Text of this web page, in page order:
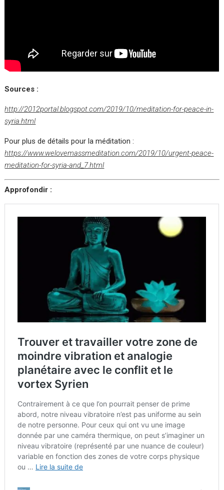
Sources :
http://2012portal.blogspot.com/2019/10/meditation-for-peace-in-
syria.html
Pour plus de détails pour la méditation :
https://www.welovemassmeditation.com/2019/10/urgent-peace-
meditation-for-syria-and_7.html
Approfondir :